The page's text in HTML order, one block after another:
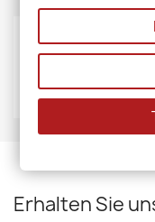
LIEFERANTEN
Erhalten Sie